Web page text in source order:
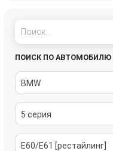
система охлаждения
топливная система
трансмиссия
ПОИСК ПО АВТОМОБИЛЮ
BMW
5 серия
E60/E61 [рестайлинг]